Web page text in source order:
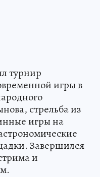
турнир
игры в
стрельба из
игры на
Завершился
и